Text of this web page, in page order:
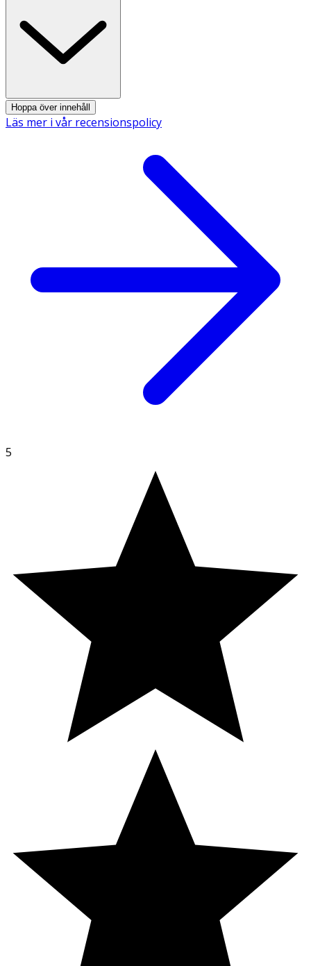
- Förvaras torrt i rumstemperatur och utom räckhåll för
små barn.
INNEHÅLLSDEKLARATION
Vitamin C
10 mg
10 mg
* Dagligt referensintag. ** DRI ej fastställd
Innehåll
Sötningsmedel (sorbitol, steviolglykosider), naturlig arom
(citron) mentol (Levomentholum), acerolaextrakt
(Malpighia glabra) zink (zinkbisglycinat),
surhetsreglerande medel (citronsyra),
ytbehandlingsmedel (magnesiumsalter av fettsyror)
Hoppa över innehåll
Läs mer i vår recensionspolicy
5